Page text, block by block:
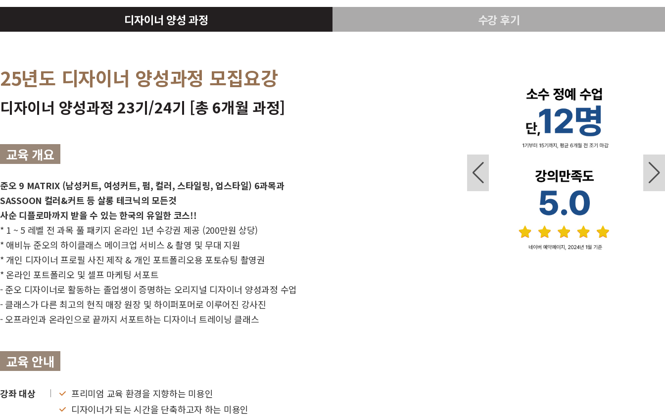
디자이너 양성 과정 수강 후기
25년도 디자이너 양성과정 모집요강
디자이너 양성과정 23기/24기 [총 6개월 과정]
교육 개요
준오 9 MATRIX (남성커트, 여성커트, 펌, 컬러, 스타일링, 업스타일) 6과목과
SASSOON 컬러&커트 등 살롱 테크닉의 모든것
사순 디플로마까지 받을 수 있는 한국의 유일한 코스!!
* 1 ~ 5 레벨 전 과목 풀 패키지 온라인 1년 수강권 제공 (200만원 상당)
* 애비뉴 준오의 하이클래스 메이크업 서비스 & 촬영 및 무대 지원
* 개인 디자이너 프로필 사진 제작 & 개인 포트폴리오용 포토슈팅 촬영권
* 온라인 포트폴리오 및 셀프 마케팅 서포트
- 준오 디자이너로 활동하는 졸업생이 증명하는 오리지널 디자이너 양성과정 수업
- 클래스가 다른 최고의 현직 매장 원장 및 하이퍼포머로 이루어진 강사진
- 오프라인과 온라인으로 끝까지 서포트하는 디자이너 트레이닝 클래스
교육 안내
강좌 대상
프리미엄 교육 환경을 지향하는 미용인
디자이너가 되는 시간을 단축하고자 하는 미용인